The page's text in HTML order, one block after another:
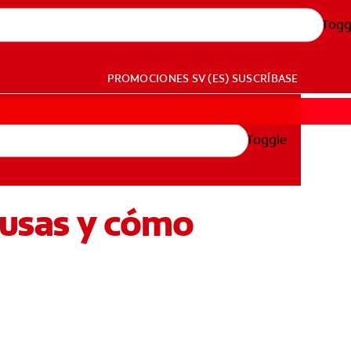
PROMOCIONES SV (ES) SUSCRÍBASE
Toggle
y cómo